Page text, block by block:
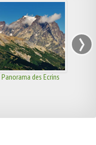
Panorama des Ecrins
›